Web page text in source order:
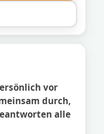
vor
durch,
alle